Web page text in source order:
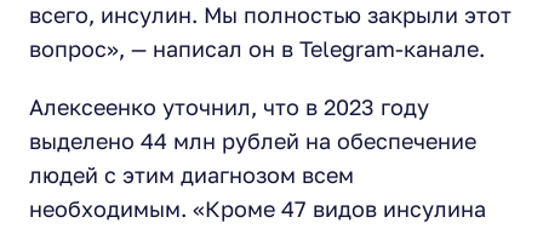
всего, инсулин. Мы полностью закрыли этот
вопрос», — написал он в Telegram-канале.
Алексеенко уточнил, что в 2023 году
выделено 44 млн рублей на обеспечение
людей с этим диагнозом всем
необходимым. «Кроме 47 видов инсулина